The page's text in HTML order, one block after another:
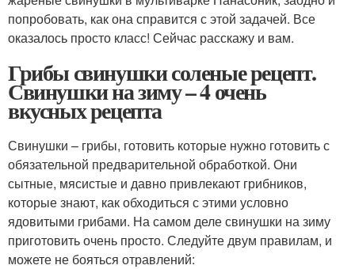
попробовать, как она справится с этой задачей. Все
оказалось просто класс! Сейчас расскажу и вам.
Грибы свинушки соленые рецепт.
Свинушки на зиму – 4 очень
вкусных рецепта
Свинушки – грибы, готовить которые нужно готовить с
обязательной предварительной обработкой. Они
сытные, мясистые и давно привлекают грибников,
которые знают, как обходиться с этими условно
ядовитыми грибами. На самом деле свинушки на зиму
приготовить очень просто. Следуйте двум правилам, и
можете не бояться отравлений: